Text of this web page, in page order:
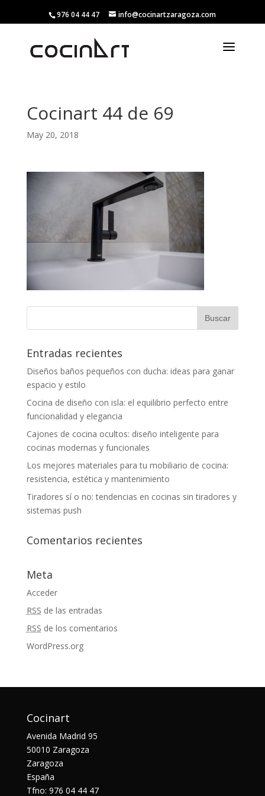
976 04 44 47 info@cocinartzaragoza.com
Cocinart 44 de 69
May 20, 2018
Entradas recientes
Diseños baños pequeños con ducha: ideas para ganar
espacio y estilo
Cocina de diseño con isla: el equilibrio perfecto entre
funcionalidad y elegancia
Cajones de cocina ocultos: diseño inteligente para
cocinas modernas y funcionales
Los mejores materiales para tu mobiliario de cocina:
resistencia, estética y mantenimiento
Tiradores sí o no: tendencias en cocinas sin tiradores y
sistemas push
Comentarios recientes
Meta
Acceder
RSS de las entradas
RSS de los comentarios
WordPress.org
Cocinart
Avenida Madrid 95
50010 Zaragoza
Zaragoza
España
Tfno: 976 04 44 47